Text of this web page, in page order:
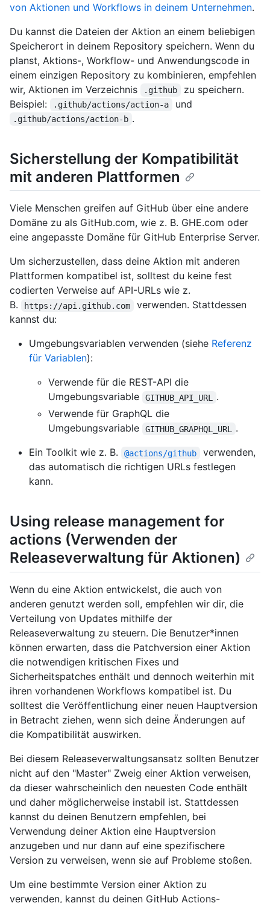
von Aktionen und Workflows in deinem Unternehmen.
Du kannst die Dateien der Aktion an einem beliebigen
Speicherort in deinem Repository speichern. Wenn du
planst, Aktions-, Workflow- und Anwendungscode in
einem einzigen Repository zu kombinieren, empfehlen
wir, Aktionen im Verzeichnis
.github
zu speichern.
Beispiel:
.github/actions/action-a und
.github/actions/action-b .
Sicherstellung der Kompatibilität
mit anderen Plattformen
Viele Menschen greifen auf GitHub über eine andere
Domäne zu als GitHub.com, wie z. B. GHE.com oder
eine angepasste Domäne für GitHub Enterprise Server.
Um sicherzustellen, dass deine Aktion mit anderen
Plattformen kompatibel ist, solltest du keine fest
codierten Verweise auf API-URLs wie z.
B.
https://api.github.com
verwenden. Stattdessen
kannst du:
Umgebungsvariablen verwenden (siehe Referenz
für Variablen):
Verwende für die REST-API die
Umgebungsvariable
GITHUB_API_URL
.
Verwende für GraphQL die
Umgebungsvariable
GITHUB_GRAPHQL_URL
.
Ein Toolkit wie z. B.
@actions/github
verwenden,
das automatisch die richtigen URLs festlegen
kann.
Using release management for
actions (Verwenden der
Releaseverwaltung für Aktionen)
Wenn du eine Aktion entwickelst, die auch von
anderen genutzt werden soll, empfehlen wir dir, die
Verteilung von Updates mithilfe der
Releaseverwaltung zu steuern. Die Benutzer*innen
können erwarten, dass die Patchversion einer Aktion
die notwendigen kritischen Fixes und
Sicherheitspatches enthält und dennoch weiterhin mit
ihren vorhandenen Workflows kompatibel ist. Du
solltest die Veröffentlichung einer neuen Hauptversion
in Betracht ziehen, wenn sich deine Änderungen auf
die Kompatibilität auswirken.
Bei diesem Releaseverwaltungsansatz sollten Benutzer
nicht auf den "Master" Zweig einer Aktion verweisen,
da dieser wahrscheinlich den neuesten Code enthält
und daher möglicherweise instabil ist. Stattdessen
kannst du deinen Benutzern empfehlen, bei
Verwendung deiner Aktion eine Hauptversion
anzugeben und nur dann auf eine spezifischere
Version zu verweisen, wenn sie auf Probleme stoßen.
Um eine bestimmte Version einer Aktion zu
verwenden, kannst du deinen GitHub Actions-